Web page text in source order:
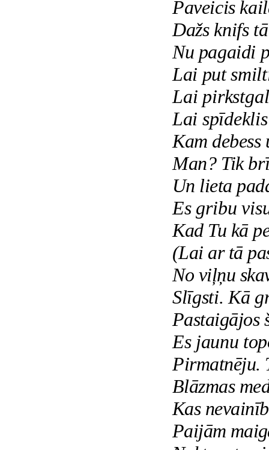
Paveicis
Dažs knifs
Nu pagaidi
Lai put
Lai
Lai
Kam
Man? Tik
Un lieta
Es gribu
Kad Tu kā
(Lai ar tā
No viļņu
Slīgsti. Kā
Pastaigājos
Es jaunu
Pirmatnēju.
Blāzmas
Kas
Paijām